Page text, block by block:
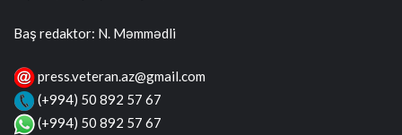
Baş redaktor: N. Məmmədli
press.veteran.az@gmail.com
(+994) 50 892 57 67
(+994) 50 892 57 67